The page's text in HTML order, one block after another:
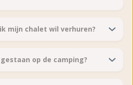
mijn chalet wil verhuren?
op de camping?